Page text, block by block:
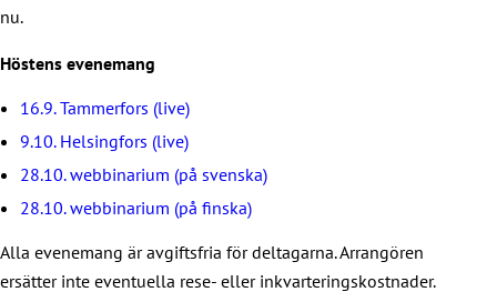
nu.
Höstens evenemang
16.9.Tammerfors (live)
9.10.Helsingfors (live)
28.10. webbinarium (på svenska)
28.10. webbinarium (på finska)
Alla evenemang är avgiftsfria för deltagarna. Arrangören
ersätter inte eventuella rese- eller inkvarteringskostnader.